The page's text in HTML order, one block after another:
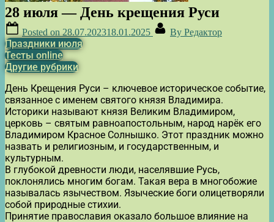
28 июля — День крещения Руси
Posted on 28.07.202318.01.2025 By Редактор
Праздники июля
Тесты online
Другие рубрики
День Крещения Руси – ключевое историческое событие,
связанное с именем святого князя Владимира.
Историки называют князя Великим Владимиром,
церковь – святым равноапостольным, народ нарёк его
Владимиром Красное Солнышко. Этот праздник можно
назвать и религиозным, и государственным, и
культурным.
В глубокой древности люди, населявшие Русь,
поклонялись многим богам. Такая вера в многобожие
называлась язычеством. Языческие боги олицетворяли
собой природные стихии.
Принятие православия оказало большое влияние на